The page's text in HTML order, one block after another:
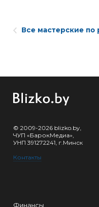
Все мастерские
© 2009-2026 blizko.by,
ЧУП «БарокМедиа»,
УНП 391272241, г.Минск
Контакты
Финансы